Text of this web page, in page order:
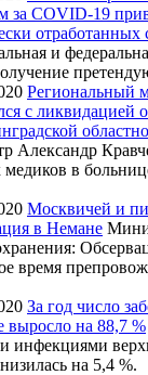
за COVID-19
отработанных
и
Региональный
с ликвидацией
Александр
в
Москвичей и
в Немане
время
За год число
выросло на 88,7 %
инфекциями
на 5,4 %.